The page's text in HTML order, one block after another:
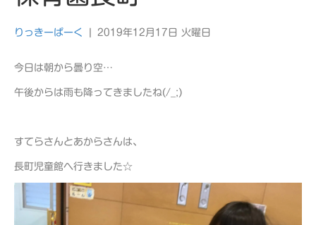
りっきーぱーく 2019年12月17日 火曜日
今日は朝から曇り空…
午後からは雨も降ってきましたね(/_;)
すてらさんとあからさんは、
長町児童館へ行きました☆